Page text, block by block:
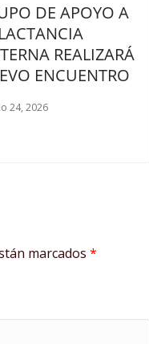
DE APOYO A
REALIZARÁ
ENCUENTRO
24, 2026
marcados *